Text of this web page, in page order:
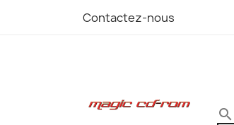
Contactez-nous
search